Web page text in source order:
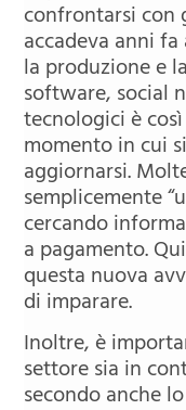
confrontarsi
accadeva anni
la produzione e
software, social
tecnologici è
momento in cui
aggiornarsi.
semplicemente
cercando
a pagamento.
questa nuova
di imparare.
Inoltre, è
settore sia in
secondo anche